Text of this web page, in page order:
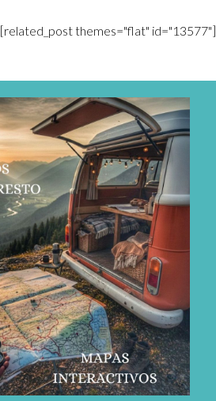
[related_post themes="flat" id="13577"]